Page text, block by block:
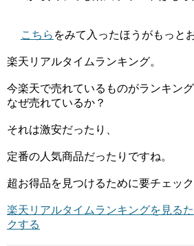
こちら をみて入ったほうがもっと
楽天リアルタイムランキング。
今楽天で売れているものがランキング
なぜ売れているか？
それは激安だったり、
定番の人気商品だったりですね。
超お得品を見つけるために要チェック
楽天リアルタイムランキングを見る
クする